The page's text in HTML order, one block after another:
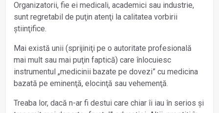
Organizatorii, fie ei medicali, academici sau industrie,
sunt regretabil de puţin atenţi la calitatea vorbirii
știinţifice.
Mai există unii (sprijiniţi pe o autoritate profesională
mai mult sau mai puţin faptică) care înlocuiesc
instrumentul „medicinii bazate pe dovezi” cu medicina
bazată pe eminenţă, elocinţă sau vehemenţă.
Treaba lor, dacă n-ar fi destui care chiar îi iau în serios și